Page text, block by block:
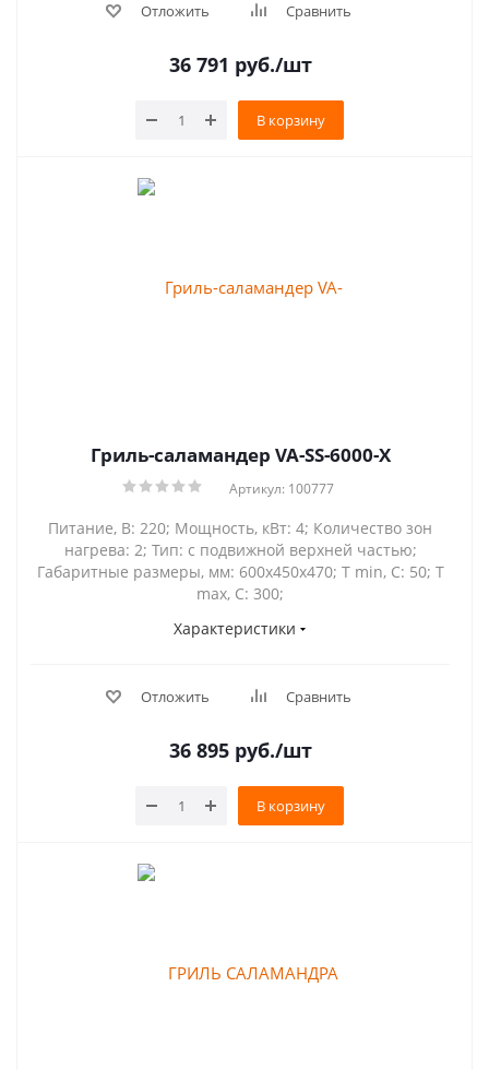
Отложить Сравнить
36 791 руб./шт
В корзину
Гриль-саламандер VA-SS-6000-X
Артикул: 100777
Питание, В: 220; Мощность, кВт: 4; Количество зон
нагрева: 2; Тип: с подвижной верхней частью;
Габаритные размеры, мм: 600х450х470; Т min, С: 50; Т
max, С: 300;
Характеристики
Отложить Сравнить
36 895 руб./шт
В корзину